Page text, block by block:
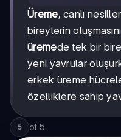
Üreme, canlı
bireylerin
üremede tek bir
yeni yavrular
erkek üreme
özelliklere sahip
5 of 5